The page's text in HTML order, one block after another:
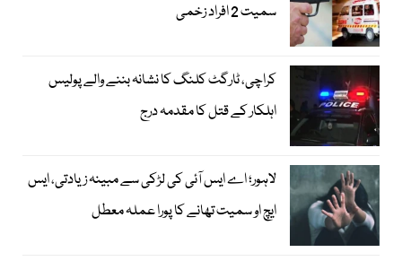
سمیت 2 افراد زخمی
کراچی، ٹارگٹ کلنگ کا نشانہ بننے والے پولیس
اہلکار کے قتل کا مقدمہ درج
لاہور؛ اے ایس آئی کی لڑکی سے مبینہ زیادتی، ایس
ایچ او سمیت تھانے کا پورا عملہ معطل